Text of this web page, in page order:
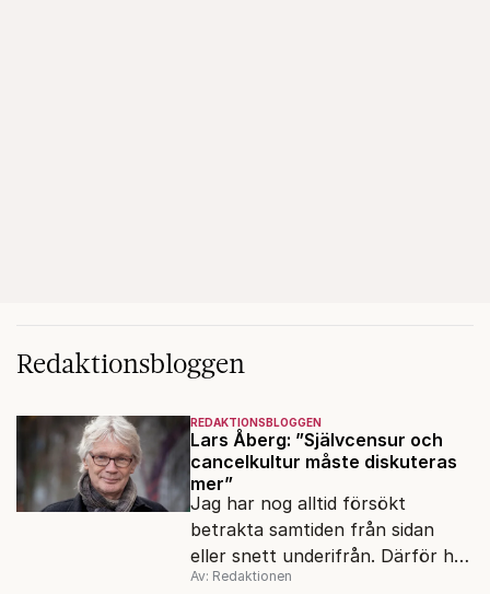
Redaktionsbloggen
REDAKTIONSBLOGGEN
Lars Åberg: ”Självcensur och
cancelkultur måste diskuteras
mer”
Jag har nog alltid försökt
betrakta samtiden från sidan
eller snett underifrån. Därför har
mina reportage ofta handlat om
Av: Redaktionen